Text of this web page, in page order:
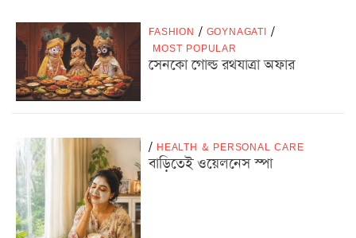
FASHION / GOYNAGATI /
MOST POPULAR
সেনকো গোল্ড রথযাত্রা অফার
/ HEALTH & PERSONAL CARE
বাড়িতেই ওয়েলনেস স্পা